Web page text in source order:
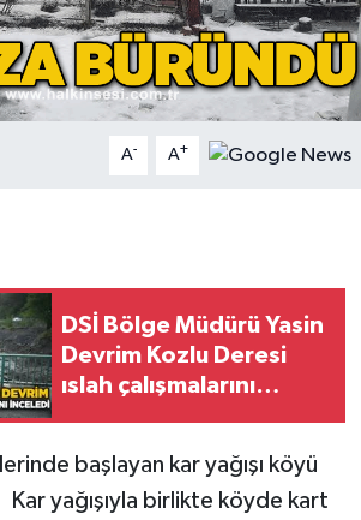
A- A+
DSİ Bölge Müdürü Yasin
Devrim Kozlu Deresi
ıslah çalışmalarını
başlayan kar yağışı köyü
yağışıyla birlikte köyde kart